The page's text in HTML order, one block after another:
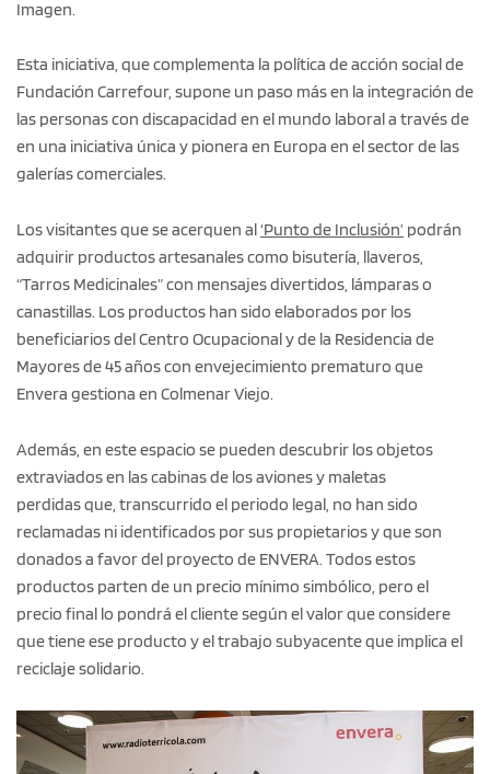
Imagen.
Esta iniciativa, que complementa la política de acción social de
Fundación Carrefour, supone un paso más en la integración de
las personas con discapacidad en el mundo laboral a través de
en una iniciativa única y pionera en Europa en el sector de las
galerías comerciales.
Los visitantes que se acerquen al‘Punto de Inclusión’ podrán
adquirir productos artesanales como bisutería, llaveros,
“Tarros Medicinales” con mensajes divertidos, lámparas o
canastillas. Los productos han sido elaborados por los
beneficiarios del Centro Ocupacional y de la Residencia de
Mayores de 45 años con envejecimiento prematuro que
Envera gestiona en Colmenar Viejo.
Además, en este espacio se pueden descubrir los objetos
extraviados en las cabinas de los aviones y maletas
perdidas que, transcurrido el periodo legal, no han sido
reclamadas ni identificados por sus propietarios y que son
donados a favor del proyecto de ENVERA. Todos estos
productos parten de un precio mínimo simbólico, pero el
precio final lo pondrá el cliente según el valor que considere
que tiene ese producto y el trabajo subyacente que implica el
reciclaje solidario.